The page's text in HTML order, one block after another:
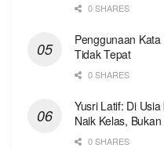
0 SHARES
Penggunaan Kata
Tidak Tepat
0 SHARES
Yusri Latif: Di
Naik Kelas,
0 SHARES